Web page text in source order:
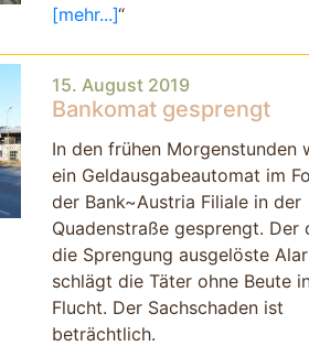
[mehr...]
15. August 2019
Bankomat gesprengt
In den frühen Morgenstunden
ein Geldausgabeautomat im
der Bank~Austria Filiale in der
Quadenstraße gesprengt. Der
die Sprengung ausgelöste
schlägt die Täter ohne Beute
Flucht. Der Sachschaden ist
beträchtlich.